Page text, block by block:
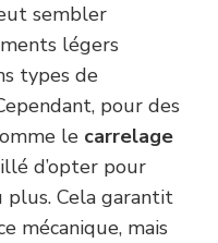
sembler
légers
types de
pour des
le carrelage
d’opter pour
plus. Cela garantit
mécanique, mais